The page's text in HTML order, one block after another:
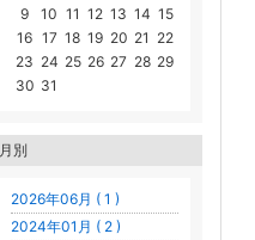
9
10 11 12 13 14 15
16 17 18 19 20 21 22
23 24 25 26 27 28 29
30 31
月別
2026年06月 ( 1 )
2024年01月 ( 2 )